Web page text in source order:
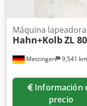
Metzingen 9,541 km
Máquina lapeadora
Hahn+KolbZL
Información de
precio